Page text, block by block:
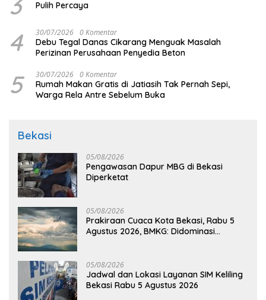
Pulih Percaya
4 30/07/2026 0 Komentar
Debu Tegal Danas Cikarang Menguak Masalah
Perizinan Perusahaan Penyedia Beton
5 30/07/2026 0 Komentar
Rumah Makan Gratis di Jatiasih Tak Pernah Sepi,
Warga Rela Antre Sebelum Buka
Bekasi
05/08/2026
Pengawasan Dapur MBG di Bekasi
Diperketat
05/08/2026
Prakiraan Cuaca Kota Bekasi, Rabu 5
Agustus 2026, BMKG: Didominasi
05/08/2026
Jadwal dan Lokasi Layanan SIM Keliling
Bekasi Rabu 5 Agustus 2026